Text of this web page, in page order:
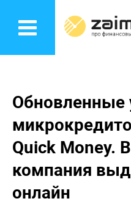
основному
Обновленные
Quick Money.
компания
онлайн